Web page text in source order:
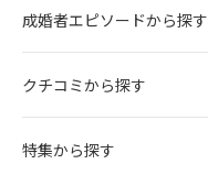
成婚者エピソードから探す
クチコミから探す
特集から探す